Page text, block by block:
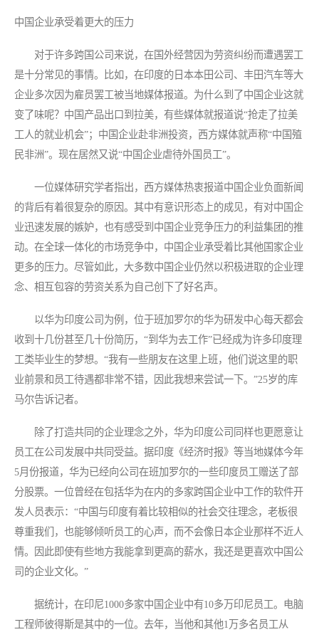
中国企业承受着更大的压力
对于许多跨国公司来说，在国外经营因为劳资纠纷而遭遇罢工
是十分常见的事情。比如，在印度的日本本田公司、丰田汽车等大
企业多次因为雇员罢工被当地媒体报道。为什么到了中国企业这就
变了味呢？中国产品出口到拉美，有些媒体就报道说“抢走了拉美
工人的就业机会”；中国企业赴非洲投资，西方媒体就声称“中国殖
民非洲”。现在居然又说“中国企业虐待外国员工”。
一位媒体研究学者指出，西方媒体热衷报道中国企业负面新闻
的背后有着很复杂的原因。其中有意识形态上的成见，有对中国企
业迅速发展的嫉妒，也有感受到中国企业竞争压力的利益集团的推
动。在全球一体化的市场竞争中，中国企业承受着比其他国家企业
更多的压力。尽管如此，大多数中国企业仍然以积极进取的企业理
念、相互包容的劳资关系为自己创下了好名声。
以华为印度公司为例，位于班加罗尔的华为研发中心每天都会
收到十几份甚至几十份简历，“到华为去工作”已经成为许多印度理
工类毕业生的梦想。“我有一些朋友在这里上班，他们说这里的职
业前景和员工待遇都非常不错，因此我想来尝试一下。”25岁的库
马尔告诉记者。
除了打造共同的企业理念之外，华为印度公司同样也更愿意让
员工在公司发展中共同受益。据印度《经济时报》等当地媒体今年
5月份报道，华为已经向公司在班加罗尔的一些印度员工赠送了部
分股票。一位曾经在包括华为在内的多家跨国企业中工作的软件开
发人员表示：“中国与印度有着比较相似的社会交往理念，老板很
尊重我们，也能够倾听员工的心声，而不会像日本企业那样不近人
情。因此即使有些地方我能拿到更高的薪水，我还是更喜欢中国公
司的企业文化。”
据统计，在印尼1000多家中国企业中有10多万印尼员工。电脑
工程师彼得斯是其中的一位。去年，当他和其他1万多名员工从